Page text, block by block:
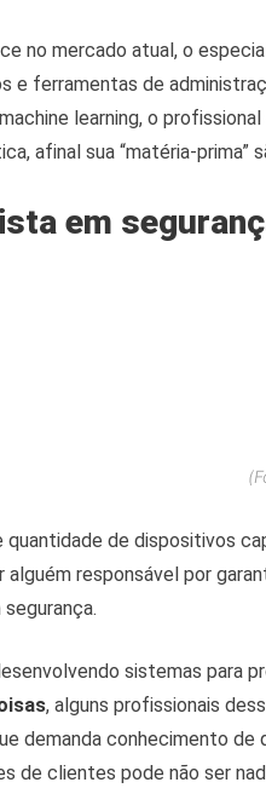
no mercado atual, o
e ferramentas de
learning, o
afinal sua “matéria-prima”
em
quantidade de dispositivos
responsável por
sistemas para
, alguns profissionais
demanda conhecimento
de clientes pode não ser